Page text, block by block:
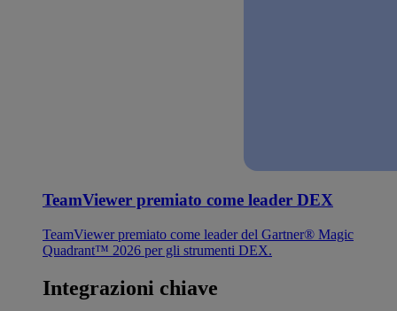
TeamViewer premiato come leader DEX
TeamViewer premiato come leader del Gartner® Magic
Quadrant™ 2026 per gli strumenti DEX.
Integrazioni chiave